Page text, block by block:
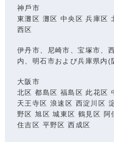
神⼾市
東灘区 灘区 中央区 兵庫区
⻄区
伊丹市、尼崎市、宝塚市、
内、明石市および兵庫県内(
⼤阪市
北区 都島区 福島区 此花区
天王寺区 浪速区 ⻄淀川区
野区 旭区 城東区 鶴⾒区 阿
住吉区 平野区 ⻄成区